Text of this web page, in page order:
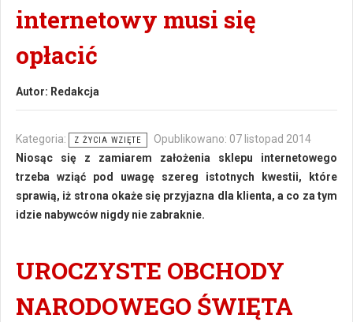
internetowy musi się
opłacić
Autor: Redakcja
Kategoria: Z ŻYCIA WZIĘTE
Opublikowano: 07 listopad 2014
Niosąc się z zamiarem założenia sklepu internetowego
trzeba wziąć pod uwagę szereg istotnych kwestii, które
sprawią, iż strona okaże się przyjazna dla klienta, a co za tym
idzie nabywców nigdy nie zabraknie.
UROCZYSTE OBCHODY
NARODOWEGO ŚWIĘTA